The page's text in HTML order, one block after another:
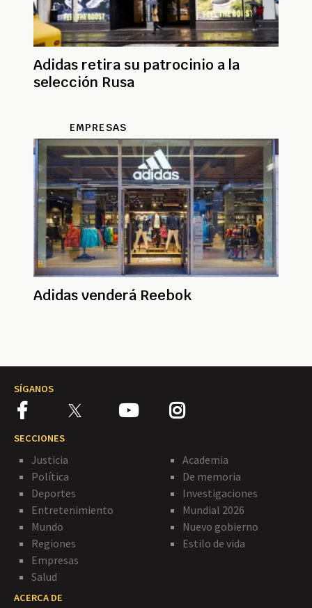
Adidas retira su patrocinio a la
selección Rusa
EMPRESAS
Adidas venderá Reebok
SÍGANOS
SECCIONES
Justicia
Política
Deportes
Entretenimiento
Mundo
Regiones
Empresas
Salud
Academia
De memoria
Investigaciones
Mundial 2026
Nuevo gobierno
Estilo de vida
ACERCA DE